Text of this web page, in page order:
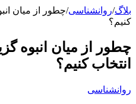
بلاگ/روانشناسی/چطور از میان
کنیم؟
چطور از میان انبوه
انتخاب کنیم؟
روانشناسی